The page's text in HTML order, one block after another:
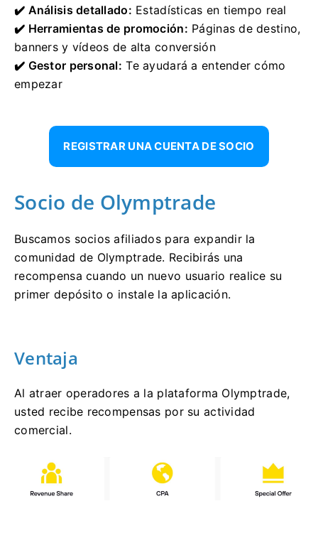
✔️ Análisis detallado: Estadísticas en tiempo real
✔️ Herramientas de promoción: Páginas de destino,
banners y vídeos de alta conversión
✔️ Gestor personal: Te ayudará a entender cómo
empezar
REGISTRAR UNA CUENTA DE SOCIO
Socio de Olymptrade
Buscamos socios afiliados para expandir la
comunidad de Olymptrade. Recibirás una
recompensa cuando un nuevo usuario realice su
primer depósito o instale la aplicación.
Ventaja
Al atraer operadores a la plataforma Olymptrade,
usted recibe recompensas por su actividad
comercial.